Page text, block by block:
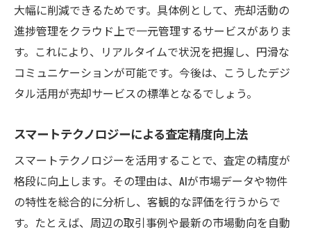
大幅に削減できるためです。具体例として、売却活動の
進捗管理をクラウド上で一元管理するサービスがありま
す。これにより、リアルタイムで状況を把握し、円滑な
コミュニケーションが可能です。今後は、こうしたデジ
タル活用が売却サービスの標準となるでしょう。
スマートテクノロジーによる査定精度向上法
スマートテクノロジーを活用することで、査定の精度が
格段に向上します。その理由は、AIが市場データや物件
の特性を総合的に分析し、客観的な評価を行うからで
す。たとえば、周辺の取引事例や最新の市場動向を自動